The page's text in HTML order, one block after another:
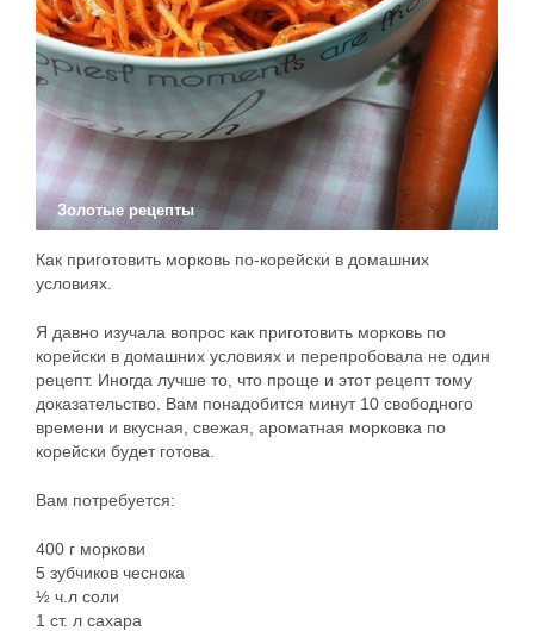
Золотые рецепты
Как приготовить морковь по-корейски в домашних
условиях.
Я давно изучала вопрос как приготовить морковь по
корейски в домашних условиях и перепробовала не один
рецепт. Иногда лучше то, что проще и этот рецепт тому
доказательство. Вам понадобится минут 10 свободного
времени и вкусная, свежая, ароматная морковка по
корейски будет готова.
Вам потребуется:
400 г моркови
5 зубчиков чеснока
½ ч.л соли
1 ст. л сахара